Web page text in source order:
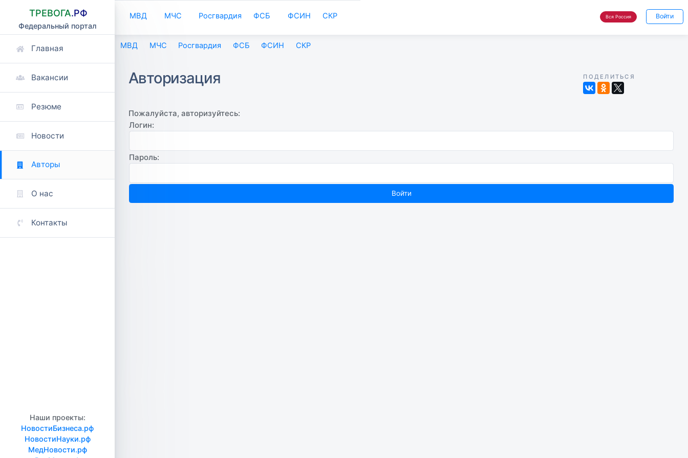
ТРЕВОГА.РФ
Федеральный портал
Главная
Вакансии
Резюме
Новости
Авторы
О нас
Контакты
Наши проекты:
НовостиБизнеса.рф
НовостиНауки.рф
МедНовости.рф
МВД МЧС Росгвардия ФСБ ФСИН СКР Вся Россия Войти
МВД МЧС Росгвардия ФСБ ФСИН СКР
Авторизация ПОДЕЛИТЬСЯ
Пожалуйста, авторизуйтесь:
Логин:
Пароль: